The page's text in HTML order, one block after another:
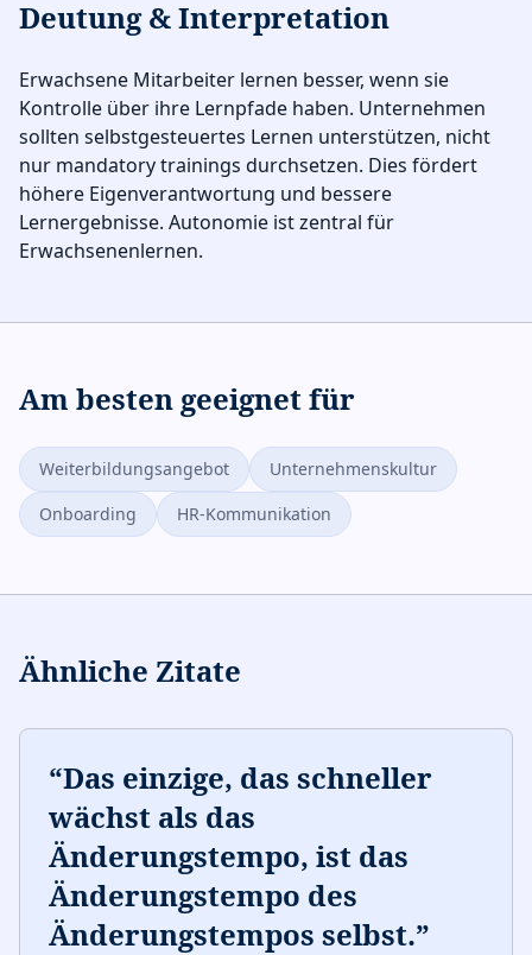
Deutung & Interpretation
Erwachsene Mitarbeiter lernen besser, wenn sie
Kontrolle über ihre Lernpfade haben. Unternehmen
sollten selbstgesteuertes Lernen unterstützen, nicht
nur mandatory trainings durchsetzen. Dies fördert
höhere Eigenverantwortung und bessere
Lernergebnisse. Autonomie ist zentral für
Erwachsenenlernen.
Am besten geeignet für
Weiterbildungsangebot
Unternehmenskultur
Onboarding
HR-Kommunikation
Ähnliche Zitate
“Das einzige, das schneller
wächst als das
Änderungstempo, ist das
Änderungstempo des
Änderungstempos selbst.”